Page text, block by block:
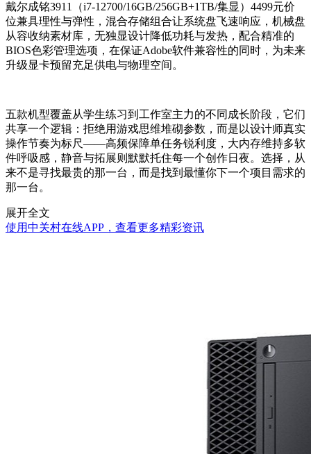
戴尔成铭3911（i7-12700/16GB/256GB+1TB/集显）4499元价
位兼具理性与弹性，混合存储组合让系统盘飞速响应，机械盘
从容收纳素材库，无独显设计降低功耗与发热，配合精准的
BIOS色彩管理选项，在保证Adobe软件兼容性的同时，为未来
升级显卡预留充足供电与物理空间。
五款机型覆盖从学生练习到工作室主力的不同成长阶段，它们
共享一个逻辑：拒绝用游戏思维堆砌参数，而是以设计师真实
操作节奏为标尺——高频保障单任务锐利度，大内存维持多软
件呼吸感，静音与拓展则默默托住每一个创作日夜。选择，从
来不是寻找最贵的那一台，而是找到最懂你下一个项目需求的
那一台。
展开全文
使用中关村在线APP，查看更多精彩资讯